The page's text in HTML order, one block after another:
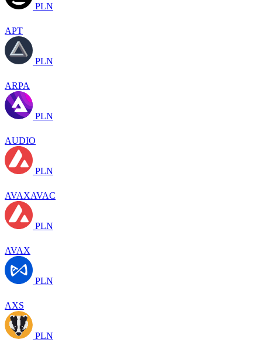
PLN
APT
PLN
ARPA
PLN
AUDIO
PLN
AVAXAVAC
PLN
AVAX
PLN
AXS
PLN